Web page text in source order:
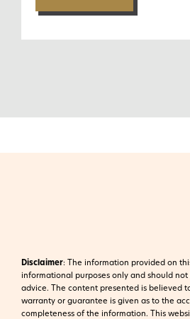
Disclaimer:
The information provided on
informational purposes only and should not
advice. The content presented is believed
warranty or guarantee is given as to the
completeness of the information. This